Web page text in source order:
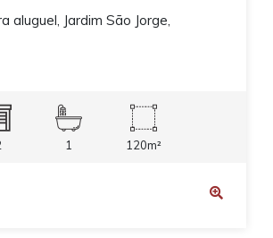
aluguel, Jardim São Jorge,
1 120m²